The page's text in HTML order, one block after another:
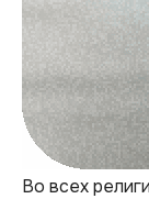
Во всех